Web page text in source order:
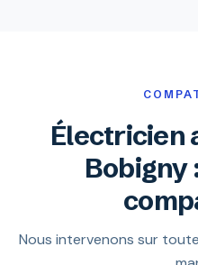
Électricien
Bobigny
Nous intervenons sur